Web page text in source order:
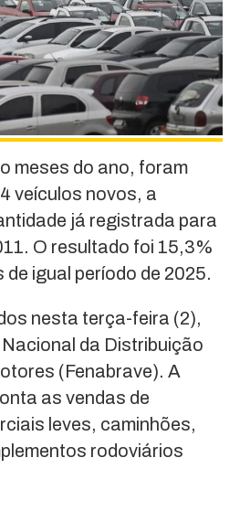
meses do ano, foram
veículos novos, a
já registrada para
O resultado foi 15,3%
igual período de 2025.
nesta terça-feira (2),
da Distribuição
(Fenabrave). A
as vendas de
leves, caminhões,
rodoviários